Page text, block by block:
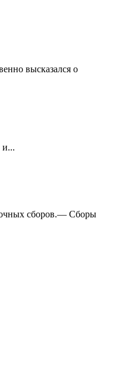
высказался о
и...
сборов.— Сборы